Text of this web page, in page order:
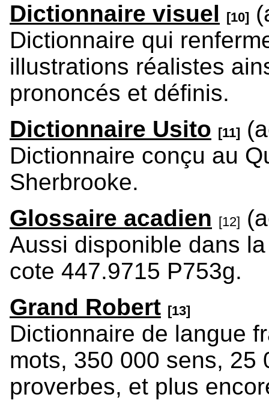
Dictionnaire visuel
[10]
Dictionnaire qui
illustrations réalistes
prononcés et définis.
Dictionnaire Usito
[11]
Dictionnaire conçu au
Sherbrooke.
Glossaire acadien
[12]
Aussi disponible dans
cote 447.9715 P753g.
Grand Robert [13]
Dictionnaire de langue
mots, 350 000 sens, 25
proverbes, et plus